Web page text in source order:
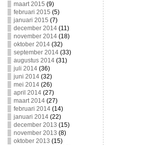
maart 2015 (9)
februari 2015 (5)
januari 2015 (7)
december 2014(11)
november 2014(18)
oktober 2014(32)
september 2014(33)
augustus 2014(31)
juli 2014(36)
juni 2014(32)
mei 2014(26)
april 2014(27)
maart 2014(27)
februari 2014(14)
januari 2014(22)
december 2013 (15)
november 2013 (8)
oktober 2013 (15)